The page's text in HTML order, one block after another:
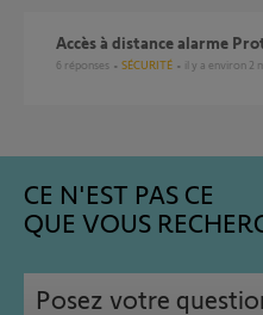
Accès à distance alarme
6 réponses SÉCURITÉ il y a environ 2
CE N'EST PAS CE
QUE VOUS
Posez votre